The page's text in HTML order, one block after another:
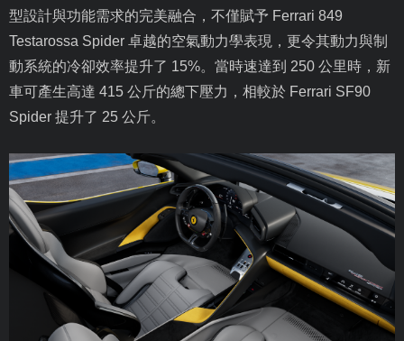
型設計與功能需求的完美融合，不僅賦予 Ferrari 849
Testarossa Spider 卓越的空氣動力學表現，更令其動力與制
動系統的冷卻效率提升了 15%。當時速達到 250 公里時，新
車可產生高達 415 公斤的總下壓力，相較於 Ferrari SF90
Spider 提升了 25 公斤。